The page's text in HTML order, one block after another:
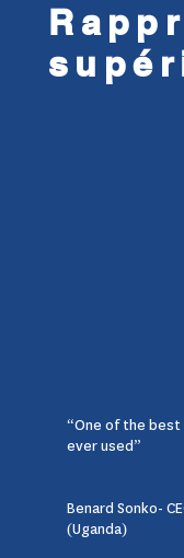
“One of the best
ever used”
Benard Sonko-
(Uganda)